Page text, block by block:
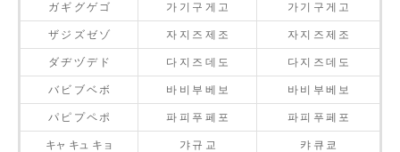
ガ ギ グ ゲ ゴ 가 기 구 게 고 가 기 구 게 고
ザ ジ ズ ゼ ゾ 자 지 즈 제 조 자 지 즈 제 조
ダ ヂ ヅ デ ド 다 지 즈 데 도 다 지 즈 데 도
バ ビ ブ ベ ボ 바 비 부 베 보 바 비 부 베 보
パ ピ プ ペ ポ 파 피 푸 페 포 파 피 푸 페 포
キャ キュ キョ 갸 규 교 캬 큐 쿄